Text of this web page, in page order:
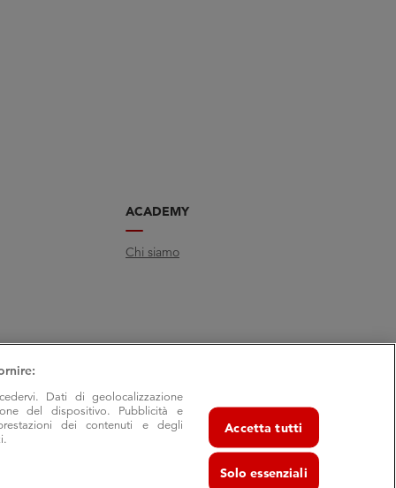
ACADEMY
Chi siamo
Dati di geolocalizzazione
del dispositivo. Pubblicità e
dei contenuti e degli
Accetta tutti
Solo essenziali